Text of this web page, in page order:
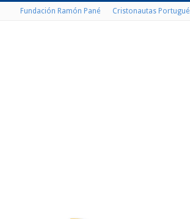
Fundación Ramón Pané Cristonautas